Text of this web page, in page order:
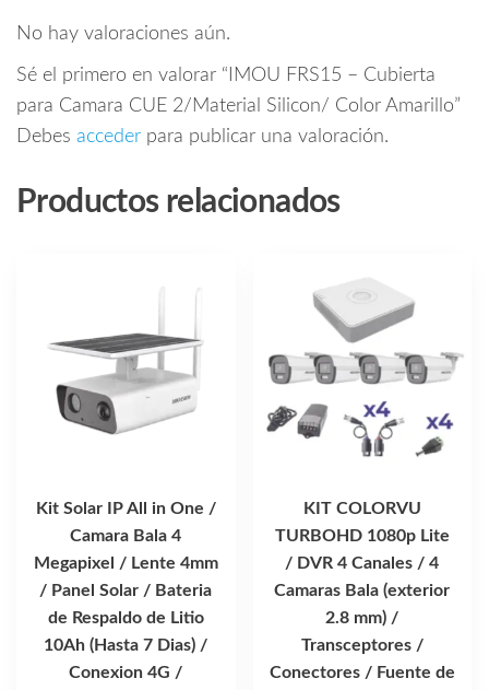
No hay valoraciones aún.
Sé el primero en valorar “IMOU FRS15 – Cubierta
para Camara CUE 2/Material Silicon/ Color Amarillo”
Debes acceder para publicar una valoración.
Productos relacionados
Kit Solar IP All in One /
Camara Bala 4
Megapixel / Lente 4mm
/ Panel Solar / Bateria
de Respaldo de Litio
10Ah (Hasta 7 Dias) /
Conexion 4G /
KIT COLORVU
TURBOHD 1080p Lite
/ DVR 4 Canales / 4
Camaras Bala (exterior
2.8 mm) /
Transceptores /
Conectores / Fuente de